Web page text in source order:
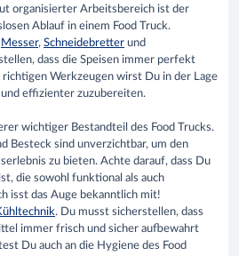
organisierter Arbeitsbereich ist der
Ablauf in einem Food Truck.
Messer, Schneidebretter und
dass die Speisen immer perfekt
Werkzeugen wirst Du in der Lage
effizienter zuzubereiten.
wichtiger Bestandteil des Food Trucks.
Besteck sind unverzichtbar, um den
zu bieten. Achte darauf, dass Du
die sowohl funktional als auch
isst das Auge bekanntlich mit!
. Du musst sicherstellen, dass
immer frisch und sicher aufbewahrt
Du auch an die Hygiene des Food